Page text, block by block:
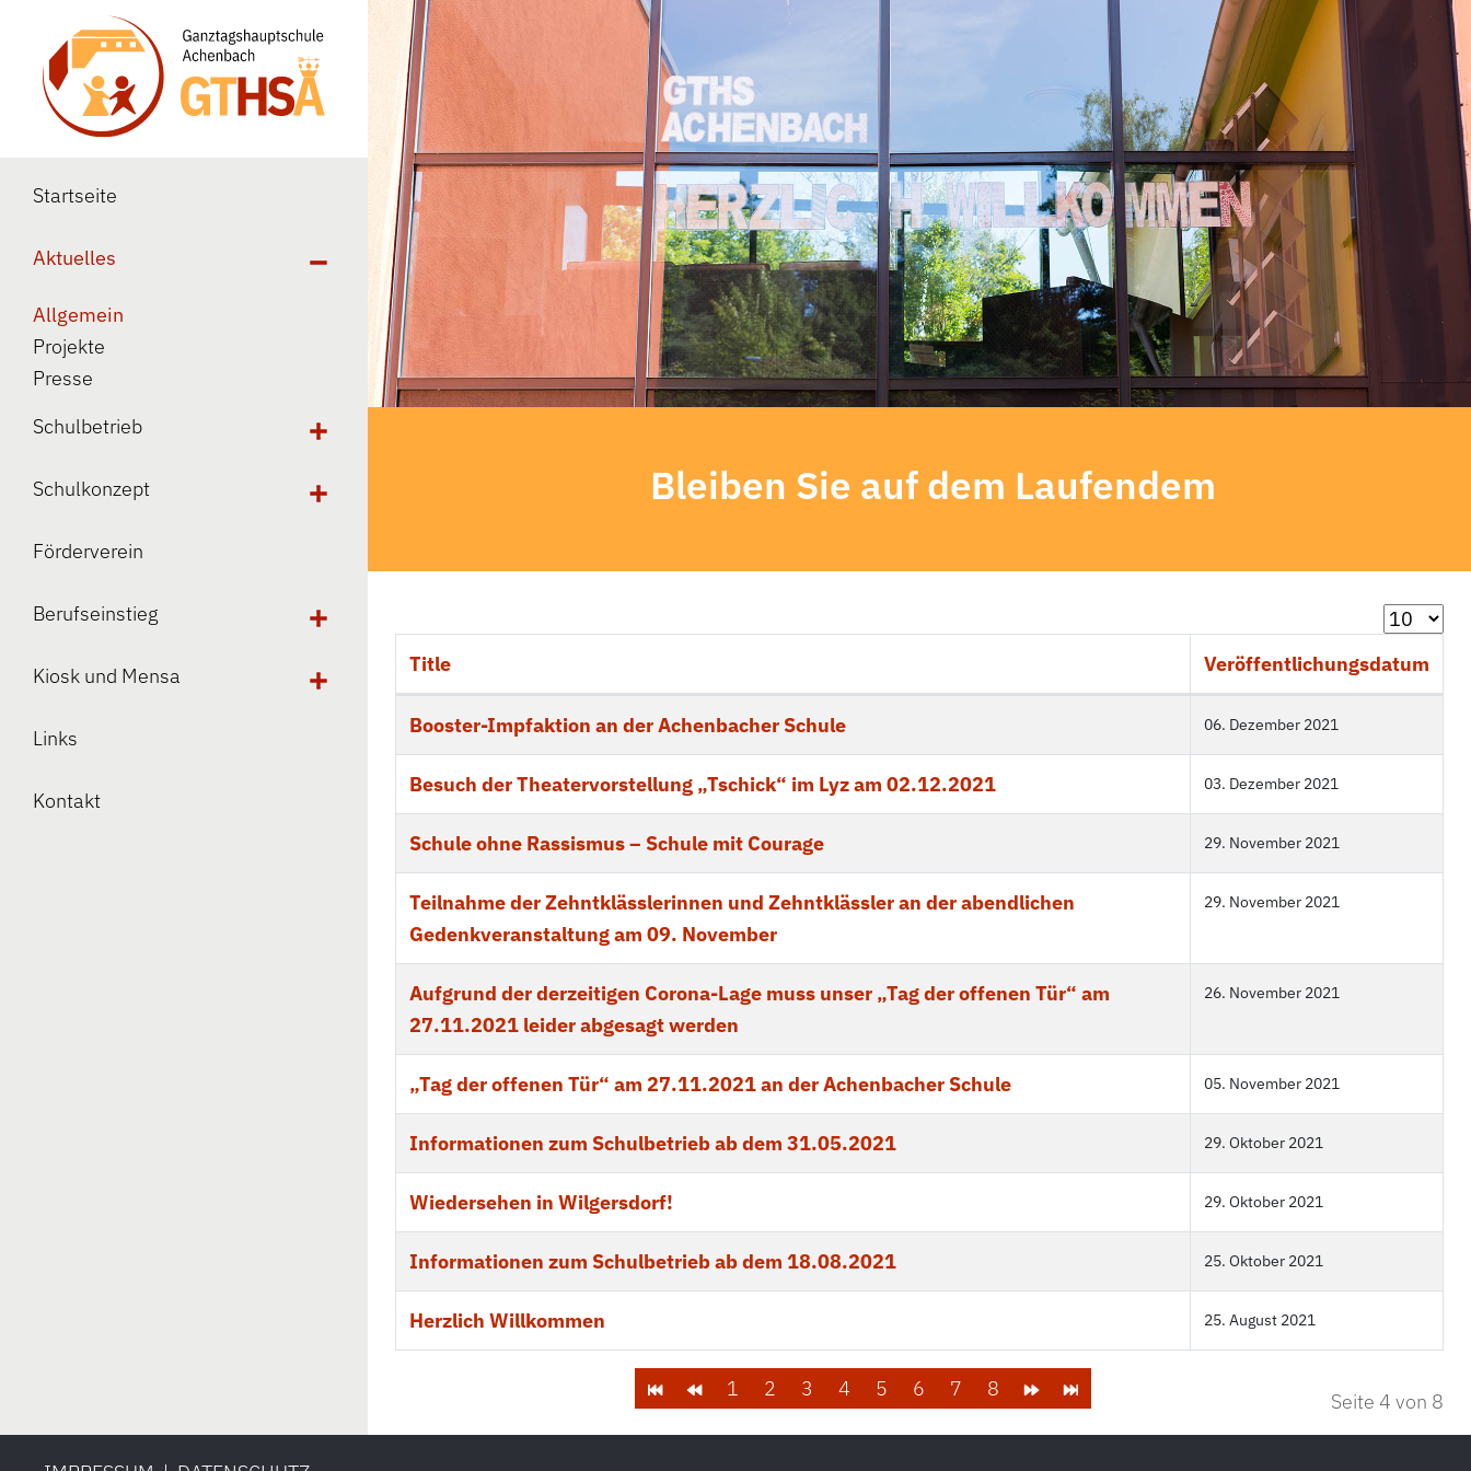
Startseite
Aktuelles
Allgemein
Projekte
Presse
Schulbetrieb
Schulkonzept
Förderverein
Berufseinstieg
Kiosk und Mensa
Links
Kontakt
Bleiben Sie auf dem Laufendem
Anzeige #
Title Veröffentlichungsdatum
Booster-Impfaktion an der Achenbacher Schule 06. Dezember 2021
Besuch der Theatervorstellung „Tschick“ im Lyz am 02.12.2021 03. Dezember 2021
Schule ohne Rassismus – Schule mit Courage 29. November 2021
Teilnahme der Zehntklässlerinnen und Zehntklässler an der abendlichen
Gedenkveranstaltung am 09. November
29. November 2021
Aufgrund der derzeitigen Corona-Lage muss unser „Tag der offenen Tür“ am
27.11.2021 leider abgesagt werden
26. November 2021
„Tag der offenen Tür“ am 27.11.2021 an der Achenbacher Schule 05. November 2021
Informationen zum Schulbetrieb ab dem 31.05.2021 29. Oktober 2021
Wiedersehen in Wilgersdorf! 29. Oktober 2021
Informationen zum Schulbetrieb ab dem 18.08.2021 25. Oktober 2021
Herzlich Willkommen 25. August 2021
Seite 4 von 8
1 2 3 4 5 6 7 8